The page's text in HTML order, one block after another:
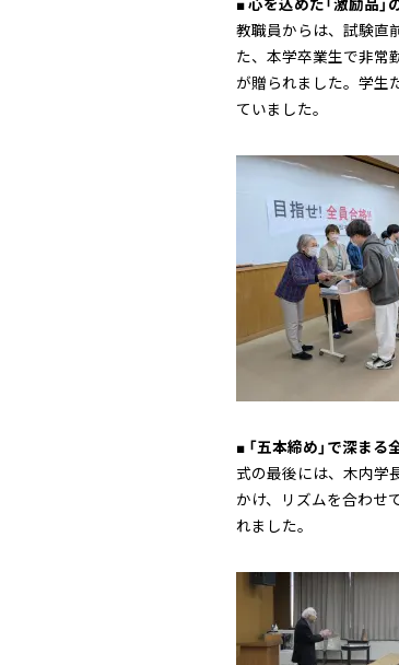
■ 心を込めた「激励品」
教職員からは、試験直
た、本学卒業生で非常
が贈られました。学生
ていました。
■ 「五本締め」で深まる
式の最後には、木内学長
かけ、リズムを合わせ
れました。